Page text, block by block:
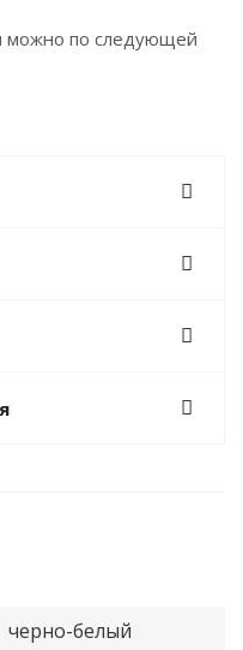
можно по следующей
черно-белый